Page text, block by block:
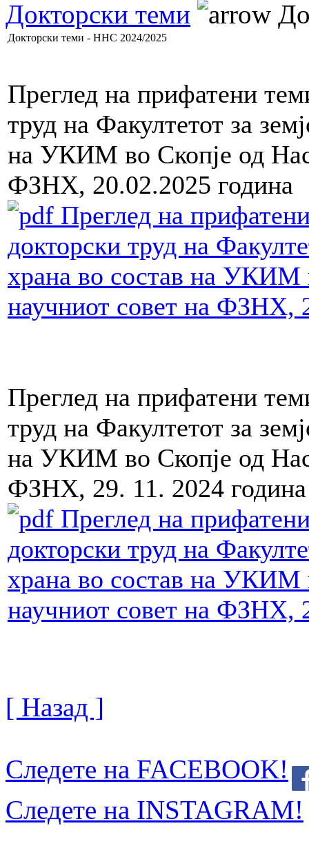
Докторски теми
Докторски теми - ННС 2024/2025
Преглед на прифатени
труд на Факултетот за
на УКИМ во Скопје од
ФЗНХ, 20.02.2025 година
Преглед на
докторски труд на
храна во состав на УКИМ
научниот совет на ФЗНХ,
Преглед на прифатени
труд на Факултетот за
на УКИМ во Скопје од
ФЗНХ, 29. 11. 2024 година
Преглед на
докторски труд на
храна во состав на УКИМ
научниот совет на ФЗНХ,
[ Назад ]
Следете на FACEBOOK!
Следете на INSTAGRAM!